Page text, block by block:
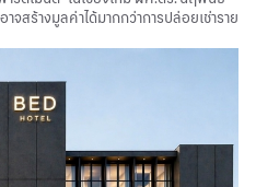
าจสร้างมูลค่าได้มากกว่าการปล่อยเช่าราย